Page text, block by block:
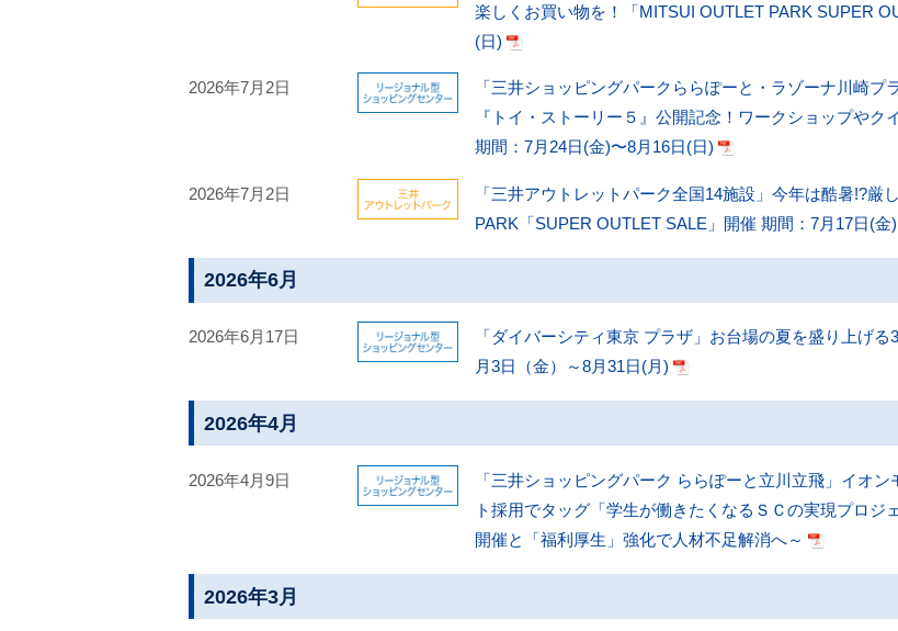
楽しくお買い物を！「MITSUI OUTLET PARK SUPER
(日)
2026年7月2日
「三井ショッピングパークららぽーと・ラゾーナ川崎
『トイ・ストーリー５』公開記念！ワークショップや
期間：7月24日(金)〜8月16日(日)
2026年7月2日
「三井アウトレットパーク全国14施設」今年は酷暑!?
PARK「SUPER OUTLET SALE」開催 期間：7月17日(金
2026年6月
2026年6月17日
「ダイバーシティ東京 プラザ」お台場の夏を盛り上げ
月3日（金）～8月31日(月)
2026年4月
2026年4月9日
「三井ショッピングパーク ららぽーと立川立飛」イオ
ト採用でタッグ「学生が働きたくなるＳＣの実現プロ
開催と「福利厚生」強化で人材不足解消へ～
2026年3月